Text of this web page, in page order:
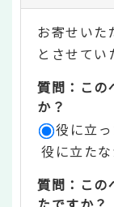
テ
ン
ツ
評
価
リ
お寄せいた
とさせてい
質問：この
か？
役に立
役に立た
質問：この